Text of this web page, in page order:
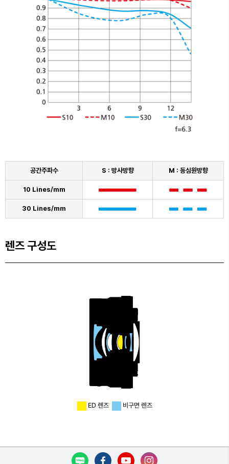
공간주파수 S : 방사방향 M : 동심원방향
10 Lines/mm
30 Lines/mm
렌즈 구성도
ED 렌즈 비구면 렌즈